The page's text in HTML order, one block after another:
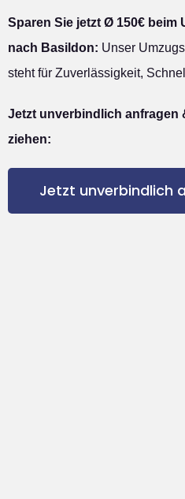
Sparen Sie jetzt Ø 150€ beim
nach Basildon: Unser
steht für Zuverlässigkeit,
Jetzt unverbindlich anfragen
ziehen:
Jetzt unverbindlich